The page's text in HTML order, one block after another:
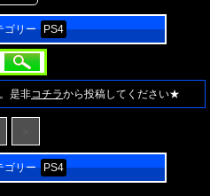
ゴリー PS4
是非コチラから投稿してください★
ゴリー PS4